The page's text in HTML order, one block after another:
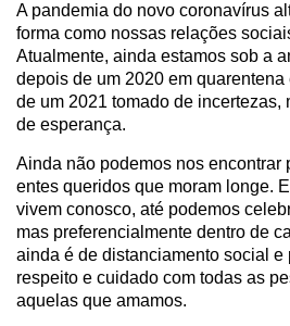
A pandemia do novo coronavírus
forma como nossas relações
Atualmente, ainda estamos sob a
depois de um 2020 em
de um 2021 tomado de incertezas,
de esperança.
Ainda não podemos nos encontrar
entes queridos que moram longe.
vivem conosco, até podemos
mas preferencialmente dentro de
ainda é de distanciamento social
respeito e cuidado com todas as
aquelas que amamos.